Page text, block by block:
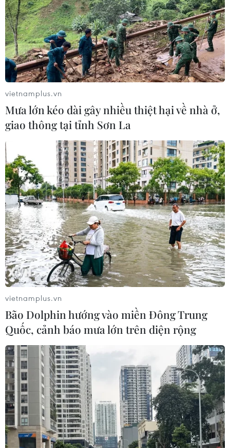
vietnamplus.vn
Mưa lớn kéo dài gây nhiều thiệt hại về nhà ở,
giao thông tại tỉnh Sơn La
vietnamplus.vn
Bão Dolphin hướng vào miền Đông Trung
Quốc, cảnh báo mưa lớn trên diện rộng